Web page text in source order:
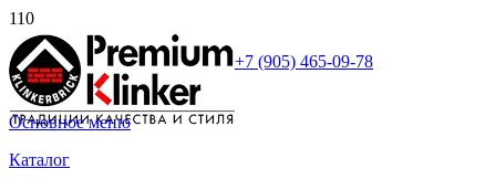
+7 (905) 465-09-78
Основное меню
Каталог